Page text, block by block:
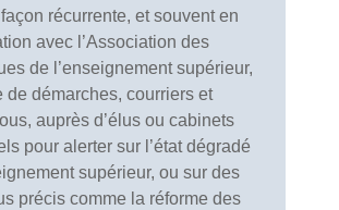
récurrente, et souvent en
avec l’Association des
de l’enseignement supérieur,
de démarches, courriers et
auprès d’élus ou cabinets
pour alerter sur l’état dégradé
supérieur, ou sur des
précis comme la réforme des